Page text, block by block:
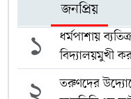
জনপ্রিয়
১
ধর্মপাশায়
বিদ্যালয়মুখী
তরুণদের